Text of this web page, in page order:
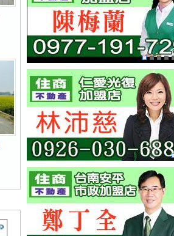
陳宗琦 0928611488
自由品牌 台灣房屋嘉義中山特許加盟店
高秀如 0929058016
21世紀不動產 天母克強加盟店
住商不動產 員林龍燈加盟店
魏廷璋 0933527406
住商不動產 台南安平市政加盟店
林献棠 0955732931
住商不動產
北屯四平加盟店
彭孝真 0966388147